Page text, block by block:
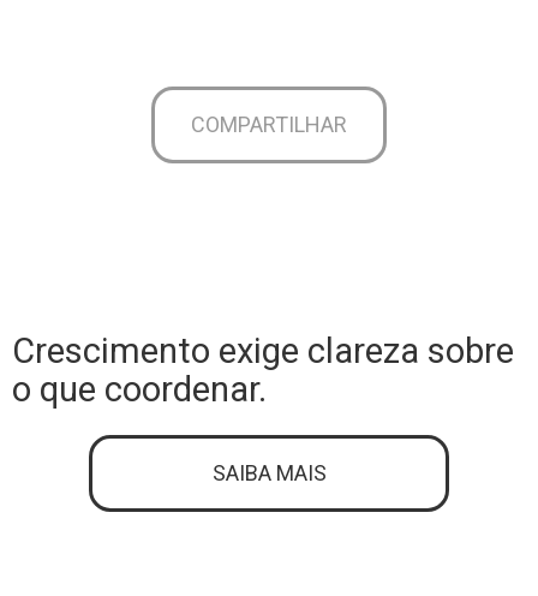
COMPARTILHAR
Crescimento exige clareza sobre
o que coordenar.
SAIBA MAIS